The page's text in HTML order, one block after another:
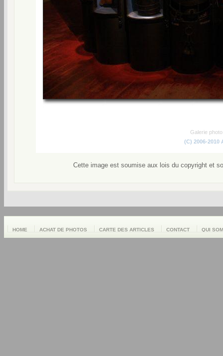
Galerie
(C) 2006-2010
Cette image est soumise aux lois du copyright et
HOME ACHAT DE PHOTOS CARTE DES ARTICLES CONTACT QUI